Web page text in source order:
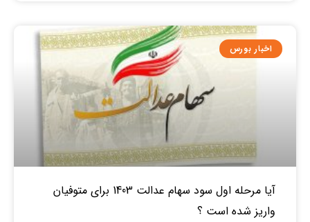
اخبار بورس
آیا مرحله اول سود سهام عدالت 1403 برای متوفیان
واریز شده است ؟